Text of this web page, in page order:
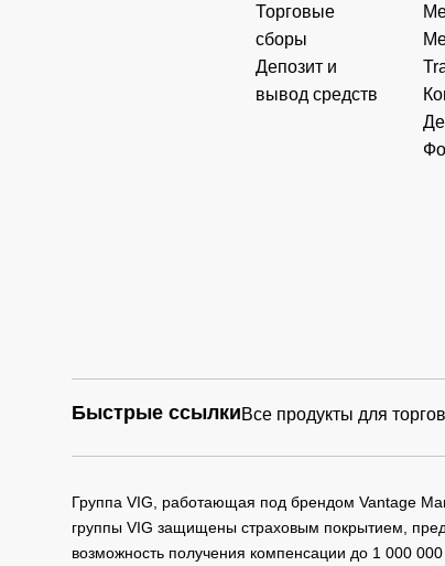
Торговые
сборы
Депозит и
вывод средств
Быстрые ссылкиВсе продукты для
Группа VIG, работающая под брендом Vantage
группы VIG защищены страховым покрытием,
возможность получения компенсации до 1 000